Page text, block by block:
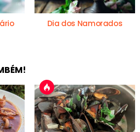
Dia dos Namorados